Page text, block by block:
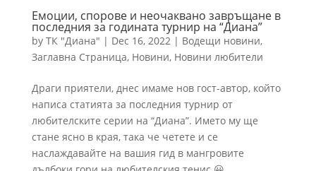
Eмоции, спорове и неочаквано завръщане в
последния за годината турнир на “Диана”
by ТК "Диана" | Dec 16, 2022| Водещи новини,
Заглавна Страница, Новини, Новини любители
Драги приятели, днес имаме нов гост-автор, който
написа статията за последния турнир от
любителските серии на “Диана”. Името му ще
стане ясно в края, така че четете и се
наслаждавайте на вашия гид в мангровите